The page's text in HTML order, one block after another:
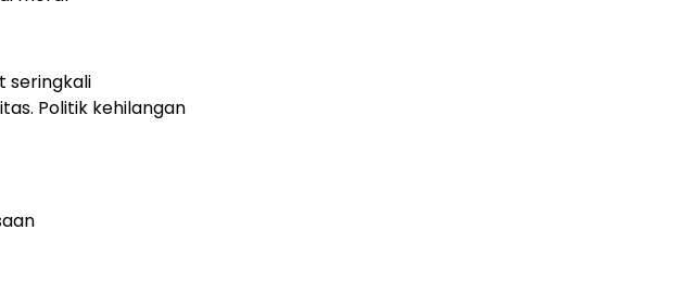
seringkali
Politik kehilangan